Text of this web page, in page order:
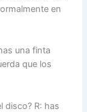
en
una finta
que los
disco? R: has